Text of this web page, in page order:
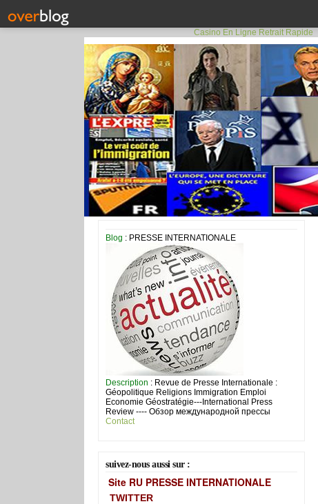
Casino En Ligne Retrait Rapide
Blog : PRESSE INTERNATIONALE
Description : Revue de Presse Internationale :
Géopolitique Religions Immigration Emploi
Economie Géostratégie---International Press
Review ---- Обзор международной прессы
Contact
suivez-nous aussi sur :
Site RU PRESSE INTERNATIONALE
TWITTER